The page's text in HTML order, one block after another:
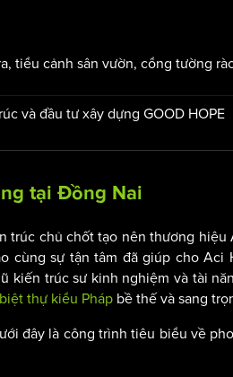
tiểu cảnh sân vườn, cổng tường
và đầu tư xây dựng GOOD HOPE
tại Đồng Nai
trúc chủ chốt tạo nên thương hiệu
cùng sự tận tâm đã giúp cho Aci
trúc sư kinh nghiệm và tài
biệt thự kiểu Pháp bề thế và sang
đây là công trình tiêu biểu về